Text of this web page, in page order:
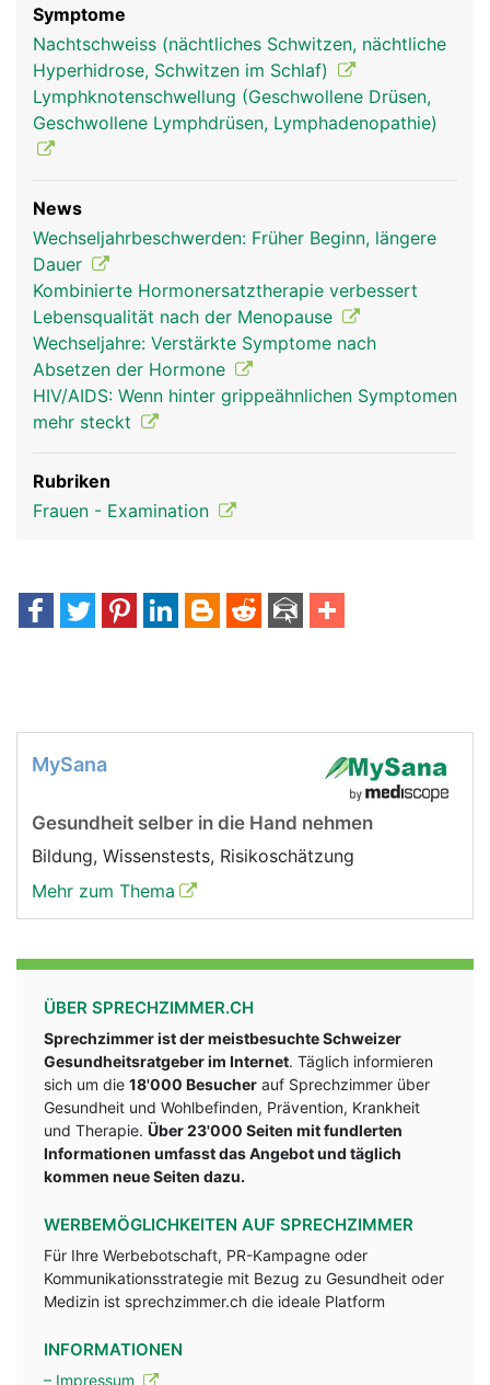
Symptome
Nachtschweiss (nächtliches Schwitzen, nächtliche
Hyperhidrose, Schwitzen im Schlaf)
Lymphknotenschwellung (Geschwollene Drüsen,
Geschwollene Lymphdrüsen, Lymphadenopathie)
News
Wechseljahrbeschwerden: Früher Beginn, längere
Dauer
Kombinierte Hormonersatztherapie verbessert
Lebensqualität nach der Menopause
Wechseljahre: Verstärkte Symptome nach
Absetzen der Hormone
HIV/AIDS: Wenn hinter grippeähnlichen Symptomen
mehr steckt
Rubriken
Frauen - Examination
MySana
Gesundheit selber in die Hand nehmen
Bildung, Wissenstests, Risikoschätzung
Mehr zum Thema
ÜBER SPRECHZIMMER.CH
Sprechzimmer ist der meistbesuchte Schweizer
Gesundheitsratgeber im Internet. Täglich informieren
sich um die 18'000 Besucher auf Sprechzimmer über
Gesundheit und Wohlbefinden, Prävention, Krankheit
und Therapie. Über 23'000 Seiten mit fundlerten
Informationen umfasst das Angebot und täglich
kommen neue Seiten dazu.
WERBEMÖGLICHKEITEN AUF SPRECHZIMMER
Für Ihre Werbebotschaft, PR-Kampagne oder
Kommunikationsstrategie mit Bezug zu Gesundheit oder
Medizin ist sprechzimmer.ch die ideale Platform
INFORMATIONEN
– Impressum